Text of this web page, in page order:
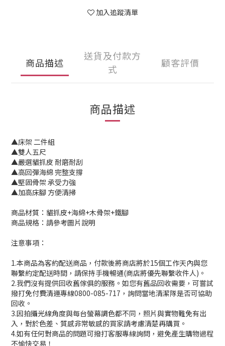
加入追蹤清單
商品描述
送貨及付款方
式
顧客評價
商品描述
▲床架 二件組
▲雙人五尺
▲嚴選貓抓皮 耐磨耐刮
▲高回彈海綿 完整支撐
▲堅固骨架 承受力強
▲加高床腳 方便清掃
商品材質：貓抓皮+海綿+木骨架+鐵腳
商品規格：請參考圖片說明
注意事項：
1.本商品為客約配送商品，付款後將商店將於15個工作天內與您
聯繫約定配送時間，請保持手機暢通(商店將優先聯繫收件人)。
2.我們沒有提供回收舊傢俱的服務。如您有舊品回收需要，可嘗試
撥打免付費清運專線0800-085-717，詢問當地清潔隊是否可協助
回收。
3.因拍攝光線角度與每台螢幕調色都不同，照片與實物難免有出
入，對於色差、質感非常敏感的買家請考慮清楚再購買。
4.如有任何對商品的問題可撥打客服專線詢問，避免產生購物過程
不愉快交易！